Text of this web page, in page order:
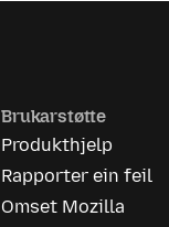
Brukarstøtte
Produkthjelp
Rapporter ein feil
Omset Mozilla